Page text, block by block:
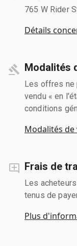
765 W Rider
Détails
Modalités
Les offres ne
vendu « en
conditions
Modalités de
Frais de
Les
tenus de
Plus